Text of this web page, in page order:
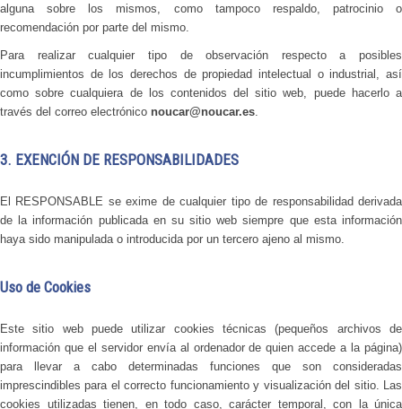
alguna sobre los mismos, como tampoco respaldo, patrocinio o
recomendación por parte del mismo.
Para realizar cualquier tipo de observación respecto a posibles
incumplimientos de los derechos de propiedad intelectual o industrial, así
como sobre cualquiera de los contenidos del sitio web, puede hacerlo a
través del correo electrónico noucar@noucar.es
3. EXENCIÓN DE RESPONSABILIDADES
El RESPONSABLE se exime de cualquier tipo de responsabilidad derivada
de la información publicada en su sitio web siempre que esta información
haya sido manipulada o introducida por un tercero ajeno al mismo.
Uso de Cookies
Este sitio web puede utilizar cookies técnicas (pequeños archivos de
información que el servidor envía al ordenador de quien accede a la página)
para llevar a cabo determinadas funciones que son consideradas
imprescindibles para el correcto funcionamiento y visualización del sitio. Las
cookies utilizadas tienen, en todo caso, carácter temporal, con la única